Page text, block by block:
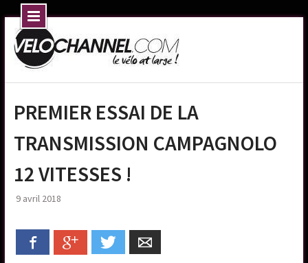
Skip
to
content
PREMIER ESSAI DE LA
TRANSMISSION CAMPAGNOLO
12 VITESSES !
9 avril 2018
Facebook Google+ Twitter